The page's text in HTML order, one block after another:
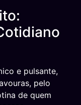
e pulsante,
pelo
de quem